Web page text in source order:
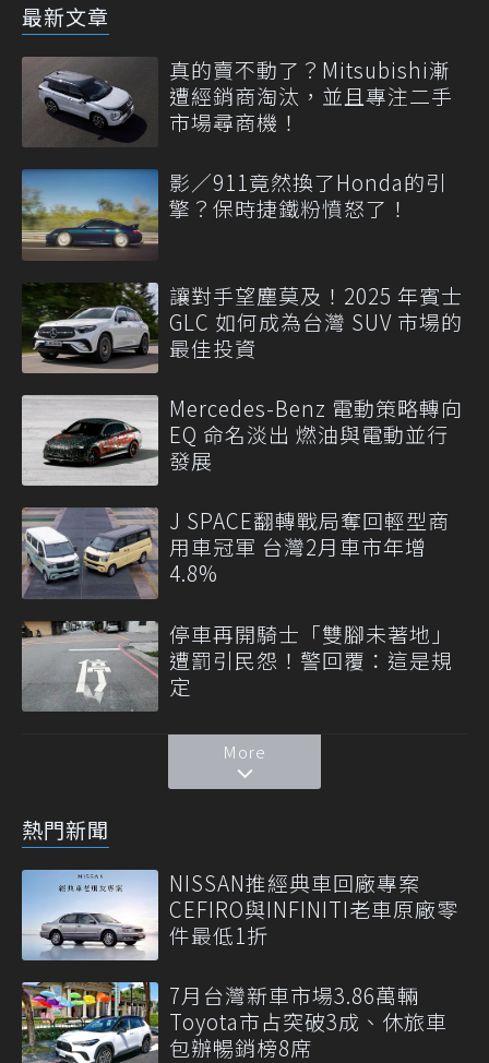
最新文章
真的賣不動了？Mitsubishi漸
遭經銷商淘汰，並且專注二手
市場尋商機！
影／911竟然換了Honda的引
擎？保時捷鐵粉憤怒了！
讓對手望塵莫及！2025 年賓士
GLC 如何成為台灣 SUV 市場的
最佳投資
Mercedes-Benz 電動策略轉向
EQ 命名淡出 燃油與電動並行
發展
J SPACE翻轉戰局奪回輕型商
用車冠軍 台灣2月車市年增
4.8%
停車再開騎士「雙腳未著地」
遭罰引民怨！警回覆：這是規
定
More
熱門新聞
NISSAN推經典車回廠專案
CEFIRO與INFINITI老車原廠零
件最低1折
7月台灣新車市場3.86萬輛
Toyota市占突破3成、休旅車
包辦暢銷榜8席